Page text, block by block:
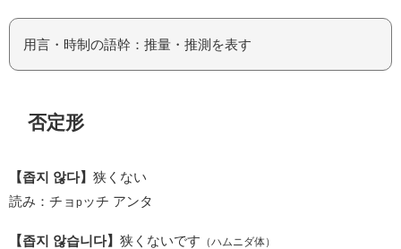
用言・時制の語幹：推量・推測を表す
否定形
【좁지 않다】 狭くない
読み：チョ pッチ アンタ
【좁지 않습니다】 狭くないです （ハムニダ体）